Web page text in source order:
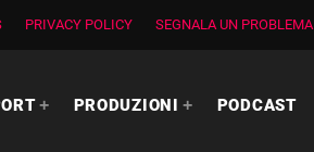
PRIVACY POLICY SEGNALA UN PROBLEMA
PRODUZIONI PODCAST